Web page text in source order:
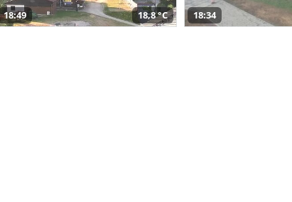
18:49 18,8 °C 18:34